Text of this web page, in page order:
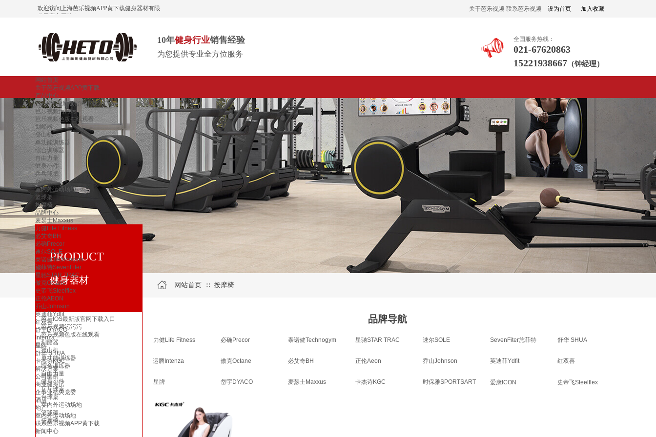
欢迎访问上海芭乐视频APP黄下载健身器材有限
公司官方网站！
设为首页 加入收藏
联系芭乐视频
关于芭乐视频
10年健身行业销售经验 全国服务热线：
021-67620863
15221938667 （钟经理）
为您提供专业全方位服务
网站首页
关于芭乐视频APP黄下载
产品中心
芭乐IOS最新版官网下载入口
芭乐视频污污污
芭乐视频色版在线观看
划船器
登山机
单功能训练器
综合训练器
自由力量
健身小件
乒乓球桌
台球桌
室内外运动场地
篮球架
按摩椅
品牌中心
麦瑟士Maxxus
力健Life Fitness
必艾奇BH
必确Precor
速尔SOLE
泰诺健Technogym
施菲特SevenFiter
星驰STAR TRAC
傲克Octane
史帝飞Steelflex
正伦AEON
乔山Johnson
英迪菲Ydfit
红双喜
岱宇DYACO
Intenza
星牌
舒华 SHUA
卡杰诗KGC
解决方案
公司案例
商业健身房
企事业机关党委
酒店
地产
室内外运动场地
联系芭乐视频APP黄下载
新闻中心
健身器材
PRODUCT
芭乐IOS最新版官网下载入口
芭乐视频污污污
芭乐视频色版在线观看
划船器
登山机
单功能训练器
综合训练器
自由力量
健身小件
乒乓球桌
台球桌
室内外运动场地
篮球架
按摩椅
网站首页 ∷ 按摩椅
品牌导航
时保雅SPORTSART
力健Life Fitness
卡杰诗KGC
星驰STAR TRAC
星牌 岱宇DYACO
舒华 SHUA
速尔SOLE
必艾奇BH 正伦Aeon 乔山Johnson
爱康ICON
SevenFiter施菲特
泰诺健Technogym
史帝飞Steelflex
麦瑟士Maxxus
傲克Octane 英迪菲Ydfit 红双喜
必确Precor
运腾Intenza